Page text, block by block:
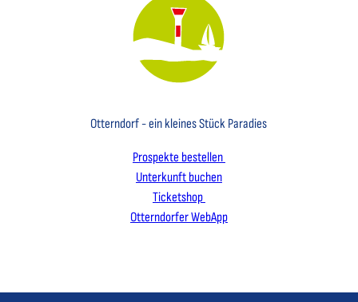
Otterndorf - ein kleines Stück Paradies
Prospekte bestellen
Unterkunft buchen
Ticketshop
Otterndorfer WebApp